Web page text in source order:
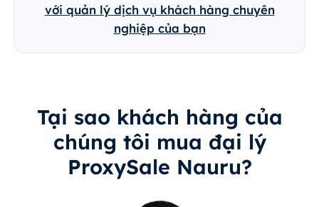
với quản lý dịch vụ khách hàng chuyên
nghiệp của bạn
Tại sao khách hàng của
chúng tôi mua đại lý
ProxySale Nauru?